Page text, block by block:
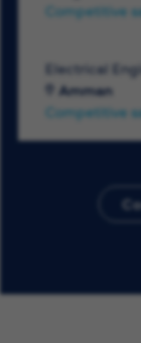
Competitive
Electrical
Amman
Competitive